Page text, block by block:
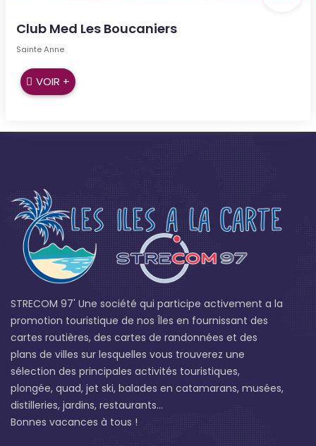
Club Med Les Boucaniers
Sainte Anne
VOIR +
STRECOM 97' Une société qui participe activement a la
promotion touristique de nos Îles en fournissant des
cartes routières, des cartes de randonnées et des
plans de villes sur lesquelles vous trouverez une
sélection des principales activités touristiques,
plongée, quad, jet ski, balades en catamarans, musées,
distilleries, jardins, restaurants...
Bonnes vacances à tous !